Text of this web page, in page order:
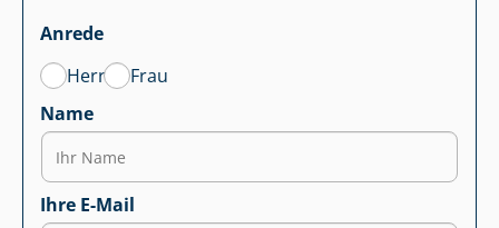
Anrede
Herr
Frau
Name
Ihre E-Mail